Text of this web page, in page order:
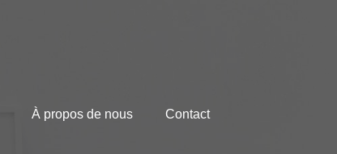
À propos de nous Contact